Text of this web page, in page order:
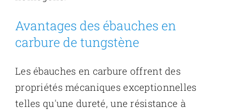
Avantages des ébauches en
carbure de tungstène
Les ébauches en carbure offrent des
propriétés mécaniques exceptionnelles
telles qu'une dureté, une résistance à